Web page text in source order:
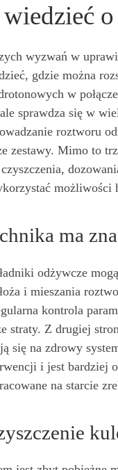
wyzwań w
gdzie można
w
sprawdza się w
roztworu
zestawy. Mimo to
ma
odżywcze
i mieszania
kontrola
straty. Z drugiej
się na zdrowy
i jest bardziej
na starcie